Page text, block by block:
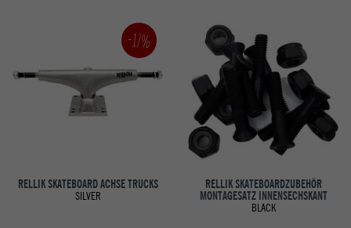
-17%
RELLIK SKATEBOARD ACHSE TRUCKS
SILVER
RELLIK SKATEBOARDZUBEHÖR
MONTAGESATZ INNENSECHSKANT
BLACK